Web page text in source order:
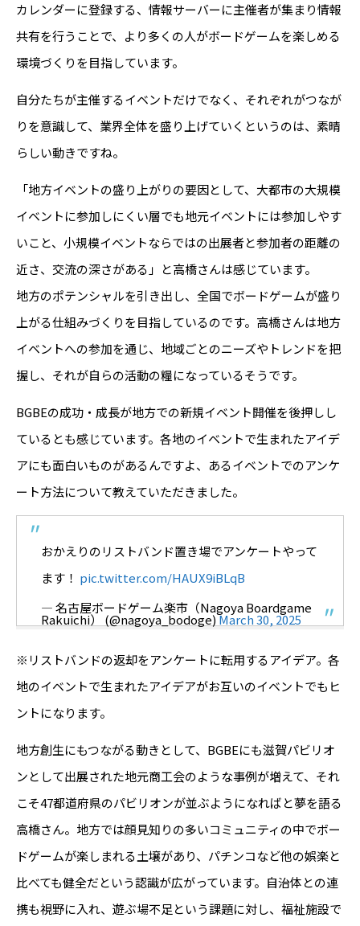
カレンダーに登録する、情報サーバーに主催者が集まり情報
共有を行うことで、より多くの人がボードゲームを楽しめる
環境づくりを目指しています。
自分たちが主催するイベントだけでなく、それぞれがつなが
りを意識して、業界全体を盛り上げていくというのは、素晴
らしい動きですね。
「地方イベントの盛り上がりの要因として、大都市の大規模
イベントに参加しにくい層でも地元イベントには参加しやす
いこと、小規模イベントならではの出展者と参加者の距離の
近さ、交流の深さがある」と高橋さんは感じています。
地方のポテンシャルを引き出し、全国でボードゲームが盛り
上がる仕組みづくりを目指しているのです。高橋さんは地方
イベントへの参加を通じ、地域ごとのニーズやトレンドを把
握し、それが自らの活動の糧になっているそうです。
BGBEの成功・成長が地方での新規イベント開催を後押しし
ているとも感じています。各地のイベントで生まれたアイデ
アにも面白いものがあるんですよ、あるイベントでのアンケ
ート方法について教えていただきました。
おかえりのリストバンド置き場でアンケートやって
ます！ pic.twitter.com/HAUX9iBLqB
— 名古屋ボードゲーム楽市（Nagoya Boardgame
Rakuichi） (@nagoya_bodoge)March 30, 2025
※リストバンドの返却をアンケートに転用するアイデア。各
地のイベントで生まれたアイデアがお互いのイベントでもヒ
ントになります。
地方創生にもつながる動きとして、BGBEにも滋賀パビリオ
ンとして出展された地元商工会のような事例が増えて、それ
こそ47都道府県のパビリオンが並ぶようになればと夢を語る
高橋さん。地方では顔見知りの多いコミュニティの中でボー
ドゲームが楽しまれる土壌があり、パチンコなど他の娯楽と
比べても健全だという認識が広がっています。自治体との連
携も視野に入れ、遊ぶ場不足という課題に対し、福祉施設で